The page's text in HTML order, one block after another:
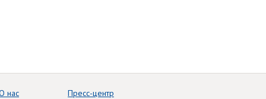
нас
Пресс-центр